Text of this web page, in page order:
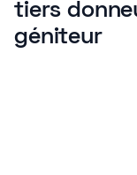
tiers
géniteur